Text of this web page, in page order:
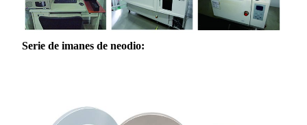
Serie de imanes de neodio: